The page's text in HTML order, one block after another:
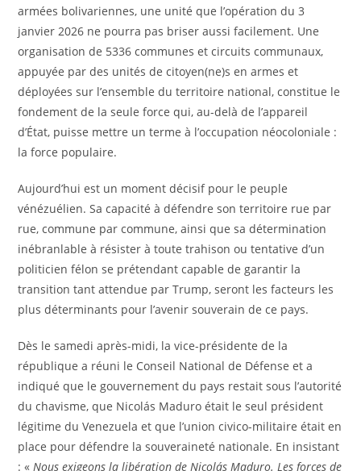
armées bolivariennes, une unité que l’opération du 3
janvier 2026 ne pourra pas briser aussi facilement. Une
organisation de 5336 communes et circuits communaux,
appuyée par des unités de citoyen(ne)s en armes et
déployées sur l’ensemble du territoire national, constitue le
fondement de la seule force qui, au-delà de l’appareil
d’État, puisse mettre un terme à l’occupation néocoloniale :
la force populaire.
Aujourd’hui est un moment décisif pour le peuple
vénézuélien. Sa capacité à défendre son territoire rue par
rue, commune par commune, ainsi que sa détermination
inébranlable à résister à toute trahison ou tentative d’un
politicien félon se prétendant capable de garantir la
transition tant attendue par Trump, seront les facteurs les
plus déterminants pour l’avenir souverain de ce pays.
Dès le samedi après-midi, la vice-présidente de la
république a réuni le Conseil National de Défense et a
indiqué que le gouvernement du pays restait sous l’autorité
du chavisme, que Nicolás Maduro était le seul président
légitime du Venezuela et que l’union civico-militaire était en
place pour défendre la souveraineté nationale. En insistant
: « Nous exigeons la libération de Nicolás Maduro. Les forces de